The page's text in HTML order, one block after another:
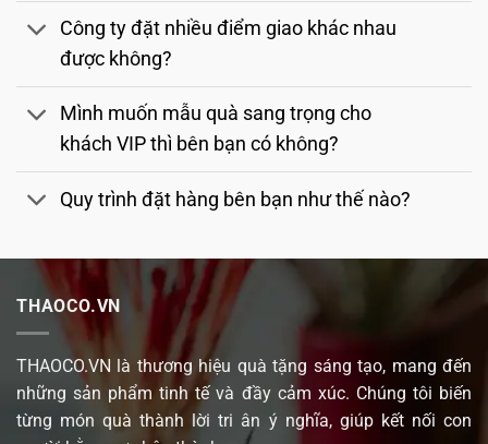
Công ty đặt nhiều điểm giao khác nhau
được không?
Mình muốn mẫu quà sang trọng cho
khách VIP thì bên bạn có không?
Quy trình đặt hàng bên bạn như thế nào?
THAOCO.VN
THAOCO.VN là thương hiệu quà tặng sáng tạo, mang đến
những sản phẩm tinh tế và đầy cảm xúc. Chúng tôi biến
từng món quà thành lời tri ân ý nghĩa, giúp kết nối con